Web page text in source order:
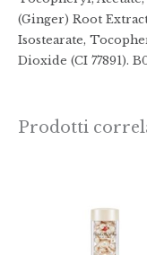
(Ginger) Root
Isostearate,
Dioxide (CI 77891).
Prodotti